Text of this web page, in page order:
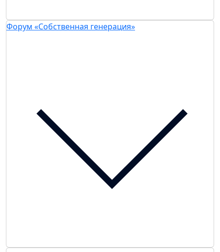
Форум «Собственная генерация»